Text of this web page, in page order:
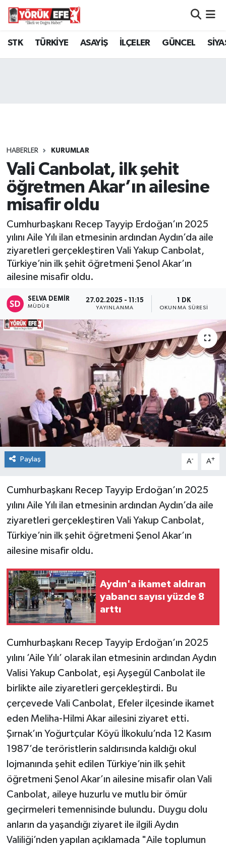
STK TÜRKİYE ASAYİŞ İLÇELER GÜNCEL
HABERLER KURUMLAR
Vali Canbolat, ilk şehit
öğretmen Akar’ın ailesine
misafir oldu
Cumhurbaşkanı Recep Tayyip Erdoğan’ın 2025
yılını Aile Yılı ilan etmesinin ardından Aydın’da aile
ziyaretleri gerçekleştiren Vali Yakup Canbolat,
Türkiye’nin ilk şehit öğretmeni Şenol Akar’ın
ailesine misafir oldu.
SELVA DEMIR
MÜDÜR
27.02.2025 - 11:15
YAYINLANMA
1 DK
OKUNMA SÜRESI
Paylaş A- A+
Cumhurbaşkanı Recep Tayyip Erdoğan’ın 2025
yılını Aile Yılı ilan etmesinin ardından Aydın’da aile
ziyaretleri gerçekleştiren Vali Yakup Canbolat,
Türkiye’nin ilk şehit öğretmeni Şenol Akar’ın
ailesine misafir oldu.
Aydın'a ikamet aldıran
yabancı sayısı yüzde 8
arttı
Cumhurbaşkanı Recep Tayyip Erdoğan’ın 2025
yılını ’Aile Yılı’ olarak ilan etmesinin ardından Aydın
Valisi Yakup Canbolat, eşi Ayşegül Canbolat ile
birlikte aile ziyaretleri gerçekleştirdi. Bu
çerçevede Vali Canbolat, Efeler ilçesinde ikamet
eden Meliha-Hilmi Akar ailesini ziyaret etti.
Şırnak’ın Yoğurtçular Köyü İlkokulu’nda 12 Kasım
1987’de teröristlerin saldırısında kaldığı okul
lojmanında şehit edilen Türkiye’nin ilk şehit
öğretmeni Şenol Akar’ın ailesine misafir olan Vali
Canbolat, aileye huzurlu ve mutlu bir ömür
geçirmeleri temennisinde bulundu. Duygu dolu
anların da yaşandığı ziyaret ile ilgili Aydın
Valiliği’nden yapılan açıklamada "Aile toplumun
Aydın Nöbetçi Eczaneler
Tüm Manşetler
Son Dakika Haberleri
Haber Arşivi